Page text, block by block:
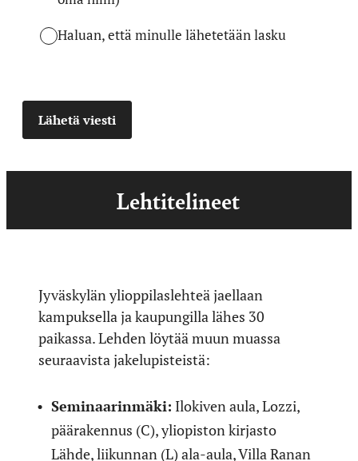
Haluan, että minulle lähetetään lasku
Lähetä viesti
Lehtitelineet
Jyväskylän ylioppilaslehteä jaellaan
kampuksella ja kaupungilla lähes 30
paikassa. Lehden löytää muun muassa
seuraavista jakelupisteistä:
Seminaarinmäki: Ilokiven aula, Lozzi,
päärakennus (C), yliopiston kirjasto
Lähde, liikunnan (L) ala-aula, Villa Ranan